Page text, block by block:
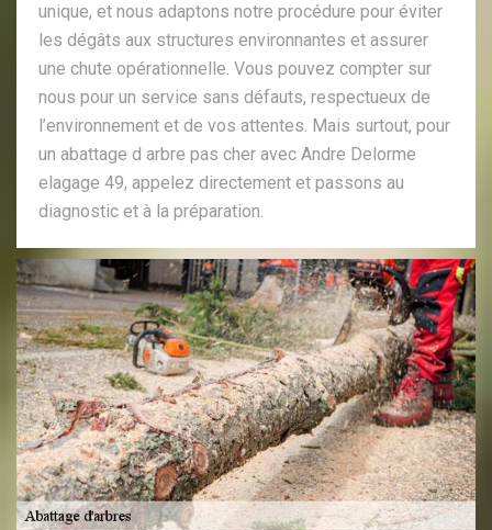
unique, et nous adaptons notre procédure pour éviter
les dégâts aux structures environnantes et assurer
une chute opérationnelle. Vous pouvez compter sur
nous pour un service sans défauts, respectueux de
l’environnement et de vos attentes. Mais surtout, pour
un abattage d arbre pas cher avec Andre Delorme
elagage 49, appelez directement et passons au
diagnostic et à la préparation.